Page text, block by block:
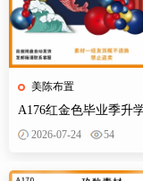
美陈布置
A176红金色毕业季升
宴金榜题名开学派对背
2026-07-24 54